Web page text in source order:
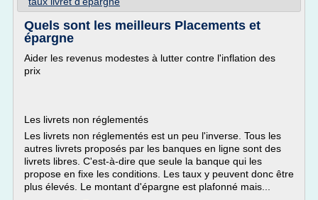
Quels sont les meilleurs Placements et
épargne
Aider les revenus modestes à lutter contre l'inflation des
prix
Les livrets non réglementés
Les livrets non réglementés est un peu l'inverse. Tous les
autres livrets proposés par les banques en ligne sont des
livrets libres. C'est-à-dire que seule la banque qui les
propose en fixe les conditions. Les taux y peuvent donc être
plus élevés. Le montant d'épargne est plafonné mais...